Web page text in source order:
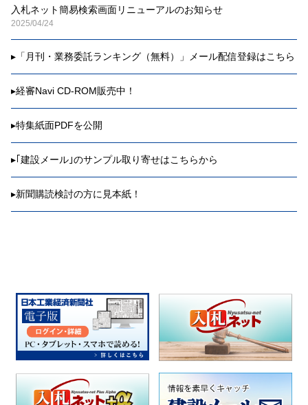
入札ネット簡易検索画面リニューアルのお知らせ
2025/04/24
▸ 「月刊・業務委託ランキング（無料）」メール配信登録はこちら
▸経審Navi CD-ROM販売中！
▸特集紙面PDFを公開
▸｢建設メール｣のサンプル取り寄せはこちらから
▸新聞購読検討の方に見本紙！